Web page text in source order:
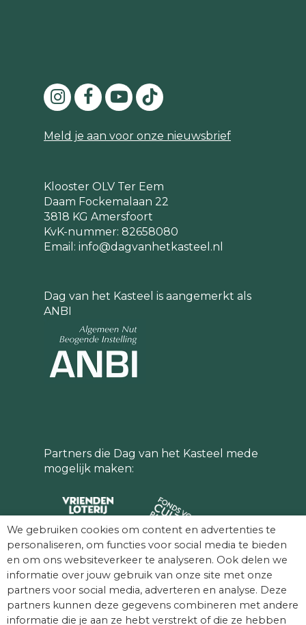
Meld je aan voor onze nieuwsbrief
Klooster OLV Ter Eem
Daam Fockemalaan 22
3818 KG Amersfoort
KvK-nummer: 82658080
Email: info@dagvanhetkasteel.nl
Dag van het Kasteel is aangemerkt als
ANBI
Partners die Dag van het Kasteel mede
mogelijk maken:
We gebruiken cookies om content en advertenties te
personaliseren, om functies voor social media te bieden
en om ons websiteverkeer te analyseren. Ook delen we
informatie over jouw gebruik van onze site met onze
partners voor social media, adverteren en analyse. Deze
partners kunnen deze gegevens combineren met andere
informatie die je aan ze hebt verstrekt of die ze hebben